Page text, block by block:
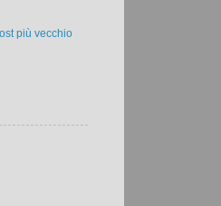
più vecchio